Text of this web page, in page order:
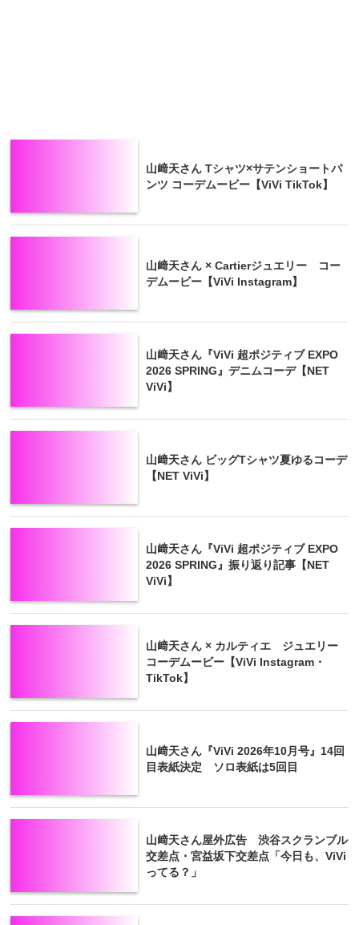
山﨑天さん Tシャツ×サテンショートパ
ンツ コーデムービー【ViVi TikTok】
山﨑天さん × Cartierジュエリー コー
デムービー【ViVi Instagram】
山﨑天さん『ViVi 超ポジティブ EXPO
2026 SPRING』デニムコーデ【NET
ViVi】
山﨑天さん ビッグTシャツ夏ゆるコーデ
【NET ViVi】
山﨑天さん『ViVi 超ポジティブ EXPO
2026 SPRING』振り返り記事【NET
ViVi】
山﨑天さん × カルティエ ジュエリー
コーデムービー【ViVi Instagram・
TikTok】
山﨑天さん『ViVi 2026年10月号』14回
目表紙決定 ソロ表紙は5回目
山﨑天さん屋外広告 渋谷スクランブル
交差点・宮益坂下交差点「今日も、ViVi
ってる？」